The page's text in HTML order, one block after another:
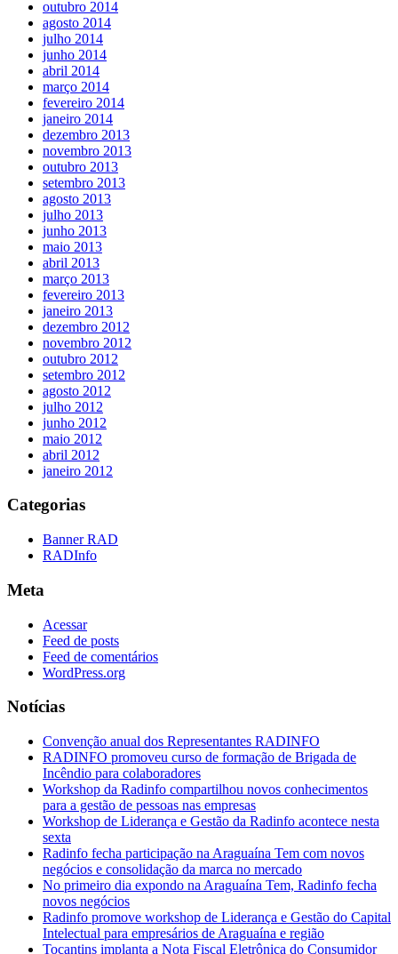
outubro 2014
agosto 2014
julho 2014
junho 2014
abril 2014
março 2014
fevereiro 2014
janeiro 2014
dezembro 2013
novembro 2013
outubro 2013
setembro 2013
agosto 2013
julho 2013
junho 2013
maio 2013
abril 2013
março 2013
fevereiro 2013
janeiro 2013
dezembro 2012
novembro 2012
outubro 2012
setembro 2012
agosto 2012
julho 2012
junho 2012
maio 2012
abril 2012
janeiro 2012
Categorias
Banner RAD
RADInfo
Meta
Acessar
Feed de posts
Feed de comentários
WordPress.org
Notícias
Convenção anual dos Representantes RADINFO
RADINFO promoveu curso de formação de Brigada de
Incêndio para colaboradores
Workshop da Radinfo compartilhou novos conhecimentos
para a gestão de pessoas nas empresas
Workshop de Liderança e Gestão da Radinfo acontece nesta
sexta
Radinfo fecha participação na Araguaína Tem com novos
negócios e consolidação da marca no mercado
No primeiro dia expondo na Araguaína Tem, Radinfo fecha
novos negócios
Radinfo promove workshop de Liderança e Gestão do Capital
Intelectual para empresários de Araguaína e região
Tocantins implanta a Nota Fiscal Eletrônica do Consumidor